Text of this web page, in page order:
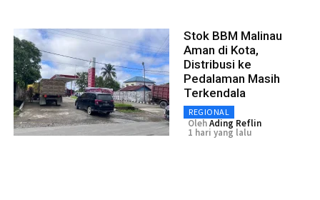
Stok BBM Malinau
Aman di Kota,
Distribusi ke
Pedalaman Masih
Terkendala
REGIONAL
OlehAding Reflin
1 hari yang lalu